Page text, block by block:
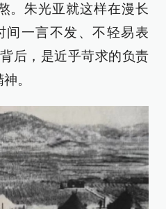
。朱光亚就这样在漫长
间一言不发、不轻易表
后，是近乎苛求的负责
。